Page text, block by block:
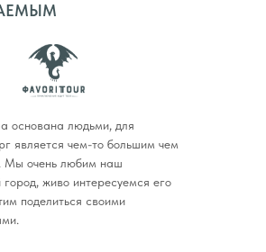
основана людьми, для
является чем-то большим чем
Мы очень любим наш
живо интересуемся его
поделиться своими